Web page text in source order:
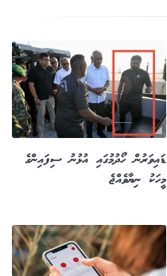
ޑައިވަރުން ހޯދުމުގައި އުޅުނު ސިފައިންގެ
މީހަކު ނިޔާވެއްޖެ